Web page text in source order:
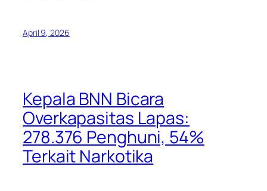
April 9, 2026
Kepala BNN Bicara
Overkapasitas Lapas:
278.376 Penghuni, 54%
Terkait Narkotika